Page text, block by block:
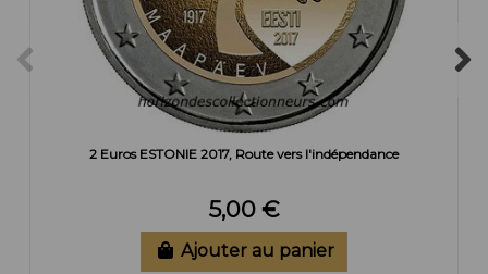
2 Euros ESTONIE 2017, Route vers l'indépendance
5,00 €
Ajouter au panier